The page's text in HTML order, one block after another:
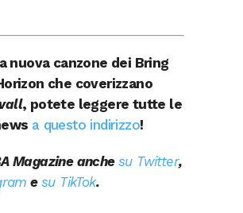
nuova canzone dei Bring
che coverizzano
, potete leggere tutte le
a questo indirizzo!
Magazine anche su Twitter,
esu TikTok.